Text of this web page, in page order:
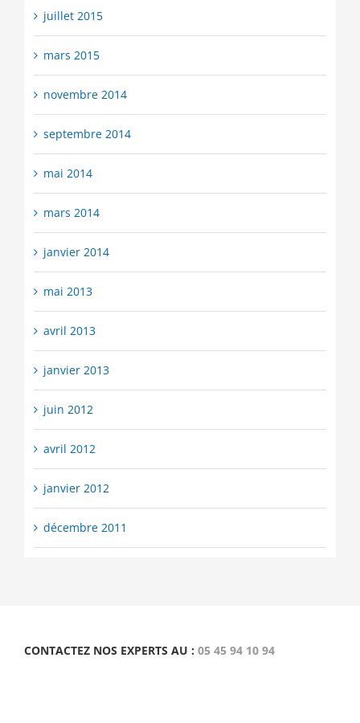
juillet 2015
mars 2015
novembre 2014
septembre 2014
mai 2014
mars 2014
janvier 2014
mai 2013
avril 2013
janvier 2013
juin 2012
avril 2012
janvier 2012
décembre 2011
CONTACTEZ NOS EXPERTS AU : 05 45 94 10 94